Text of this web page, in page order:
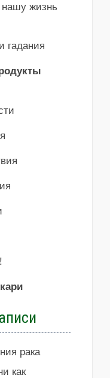
нашу жизнь
гадания
рака
как